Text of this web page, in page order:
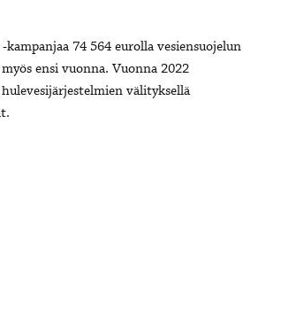
74 564 eurolla vesiensuojelun
ensi vuonna. Vuonna 2022
välityksellä